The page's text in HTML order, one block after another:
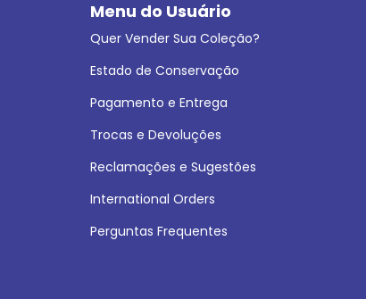
Menu do Usuário
Quer Vender Sua Coleção?
Estado de Conservação
Pagamento e Entrega
Trocas e Devoluções
Reclamações e Sugestões
International Orders
Perguntas Frequentes